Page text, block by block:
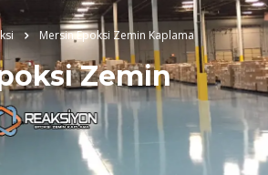
Mersin Epoksi Zemin Kaplama
Zemin